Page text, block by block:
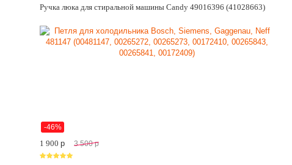
Ручка люка для стиральной машины Candy 49016396 (41028663)
-46%
1 900 p 3 500 p